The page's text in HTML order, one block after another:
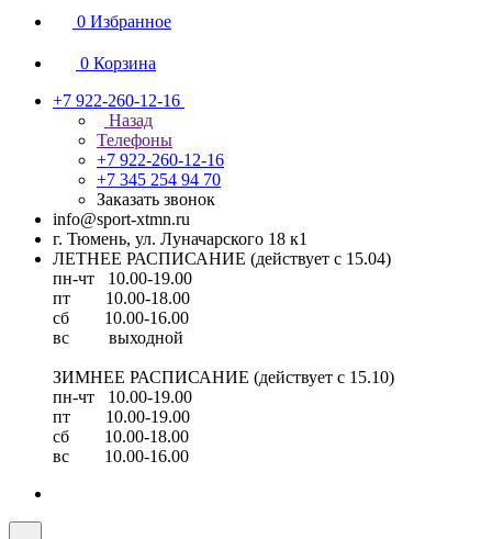
0 Избранное
0 Корзина
+7 922-260-12-16
Назад
Телефоны
+7 922-260-12-16
+7 345 254 94 70
Заказать звонок
info@sport-xtmn.ru
г. Тюмень, ул. Луначарского 18 к1
ЛЕТНЕЕ РАСПИСАНИЕ (действует с 15.04)
пн-чт 10.00-19.00
пт 10.00-18.00
сб 10.00-16.00
вс выходной
ЗИМНЕЕ РАСПИСАНИЕ (действует с 15.10)
пн-чт 10.00-19.00
пт 10.00-19.00
сб 10.00-18.00
вс 10.00-16.00